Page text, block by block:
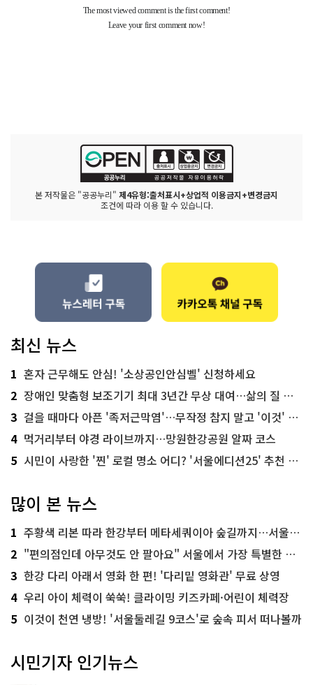
본 저작물은 "공공누리" 제4유형:출처표시+상업적 이용금지+변경금지
조건에 따라 이용 할 수 있습니다.
최신 뉴스
1 혼자 근무해도 안심! '소상공인안심벨' 신청하세요
2 장애인 맞춤형 보조기기 최대 3년간 무상 대여…삶의 질 높인다
3 걸을 때마다 아픈 '족저근막염'…무작정 참지 말고 '이것' 해보세요!
4 먹거리부터 야경 라이브까지…망원한강공원 알짜 코스
5 시민이 사랑한 '찐' 로컬 명소 어디? '서울에디션25' 추천 코스
많이 본 뉴스
1 주황색 리본 따라 한강부터 메타세쿼이아 숲길까지…서울둘레길 15코스
2 "편의점인데 아무것도 안 팔아요" 서울에서 가장 특별한 편의점의 정체
3 한강 다리 아래서 영화 한 편! '다리밑 영화관' 무료 상영
4 우리 아이 체력이 쑥쑥! 클라이밍 키즈카페·어린이 체력장
5 이것이 천연 냉방! '서울둘레길 9코스'로 숲속 피서 떠나볼까
시민기자 인기뉴스